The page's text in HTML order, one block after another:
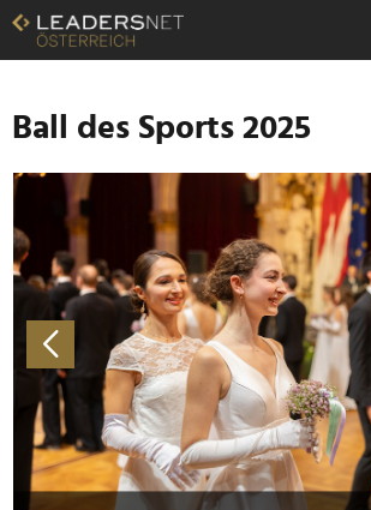
Zum
Inhalt
Zur
Navigation
Zur
Hauptnavigation
Ball des Sports 2025